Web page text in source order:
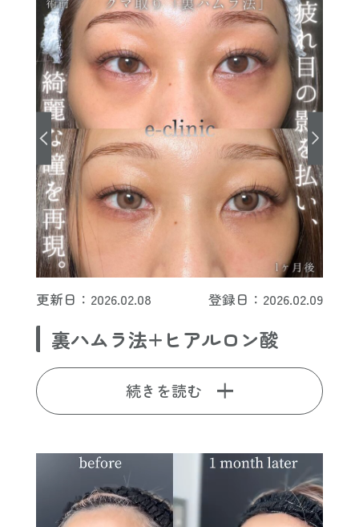
更新日：2026.02.08 登録日：2026.02.09
裏ハムラ法+ヒアルロン酸
続きを読む